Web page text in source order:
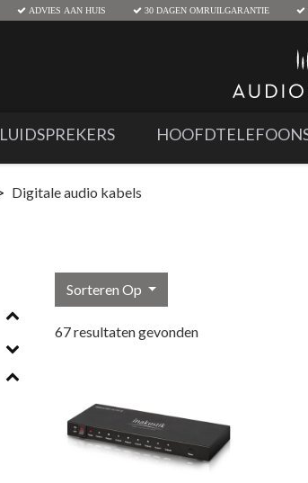
ADVIES AAN HUIS 30 DAGEN OMRUILGARANTIE
LUIDSPREKERS
Digitale audio kabels
Sorteren Op
67resultaten gevonden